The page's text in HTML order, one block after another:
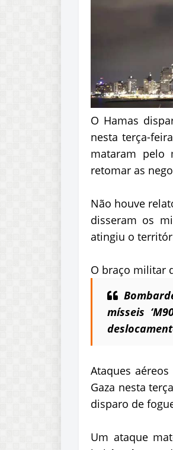
O Hamas
nesta terça-
mataram pelo
retomar as
Não houve
disseram os
atingiu o
O braço militar
mísseis
Ataques
Gaza nesta
disparo de
Um ataque